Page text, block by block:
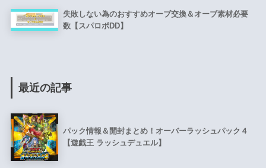
失敗しない為のおすすめオーブ交換＆オーブ素材必要
数【スパロボDD】
最近の記事
パック情報＆開封まとめ！オーバーラッシュパック４
【遊戯王 ラッシュデュエル】